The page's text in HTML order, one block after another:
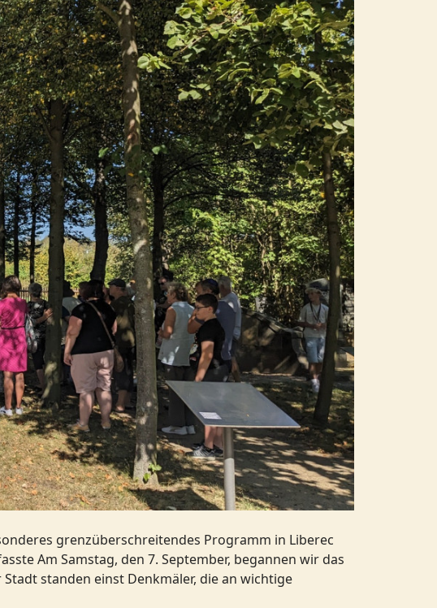
grenzüberschreitendes Programm in Liberec
Am Samstag, den 7. September, begannen wir das
standen einst Denkmäler, die an wichtige